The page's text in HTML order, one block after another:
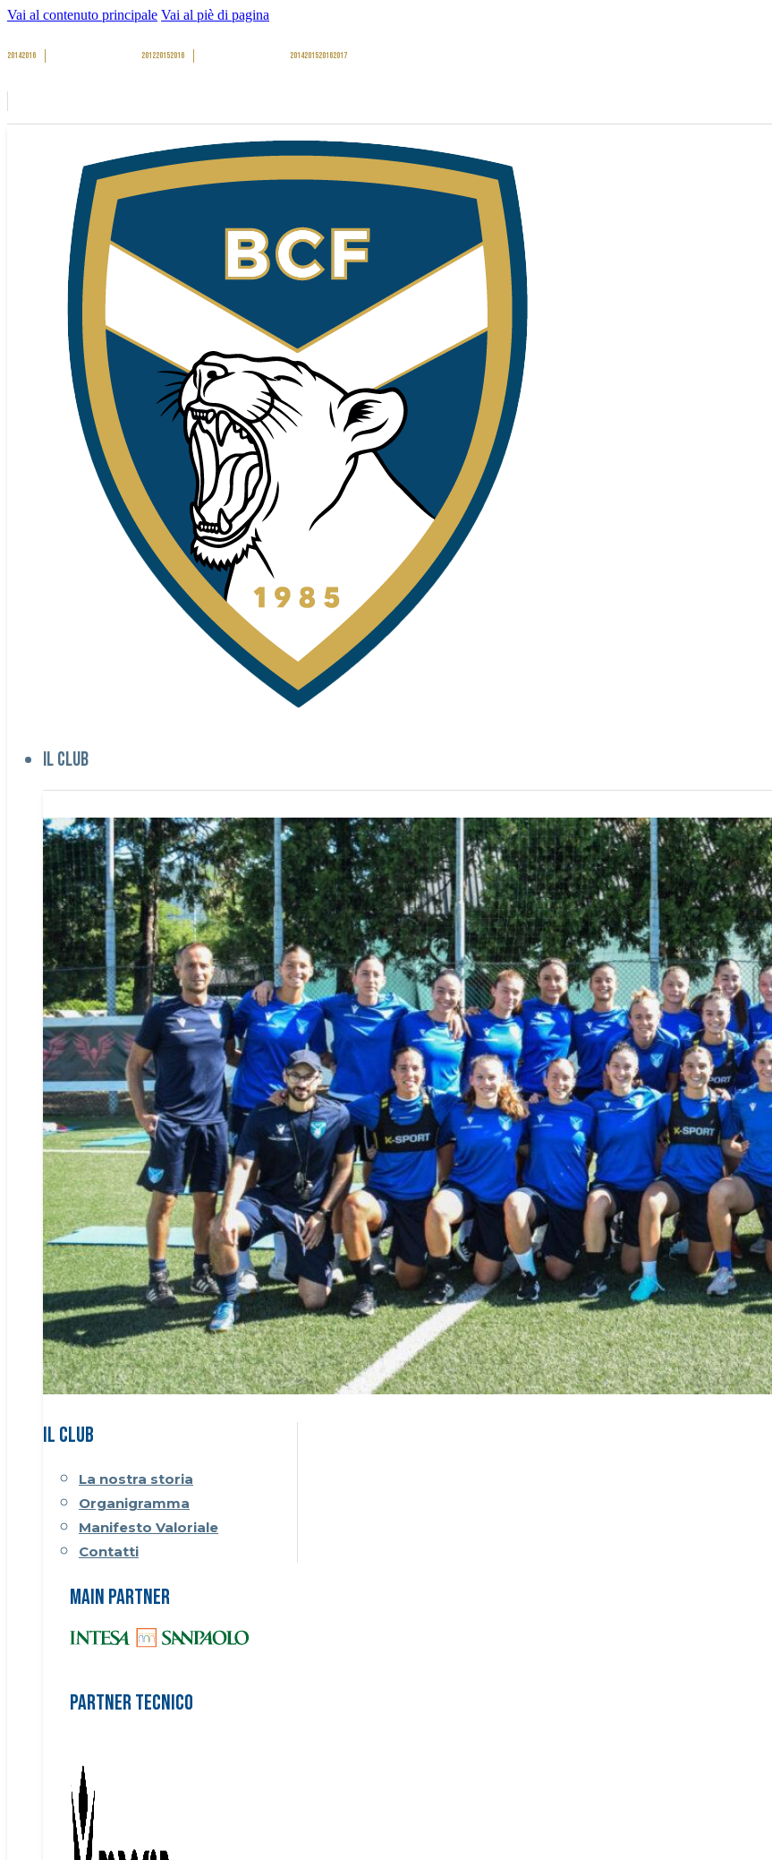
Vai al contenuto principale Vai al piè di pagina
20142016 201220152016 2014201520162017
Il club
Il CLUB
La nostra storia
Organigramma
Manifesto Valoriale
Contatti
Main Partner
Partner Tecnico